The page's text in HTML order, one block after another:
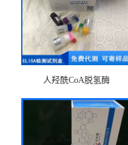
人羟酰CoA脱氢酶